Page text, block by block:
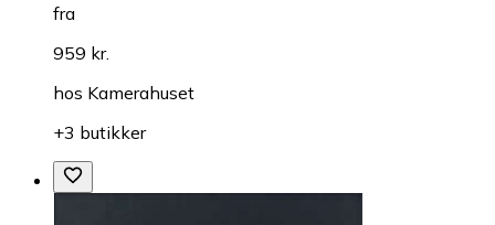
fra
959 kr.
hos Kamerahuset
+3 butikker